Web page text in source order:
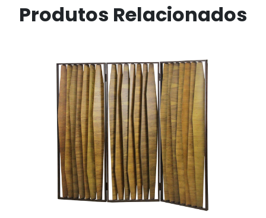
Produtos Relacionados